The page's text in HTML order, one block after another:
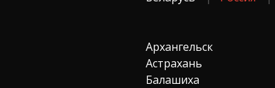
Архангельск
Астрахань
Балашиха